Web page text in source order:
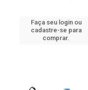
Faça seu login ou
cadastre-se para
comprar.